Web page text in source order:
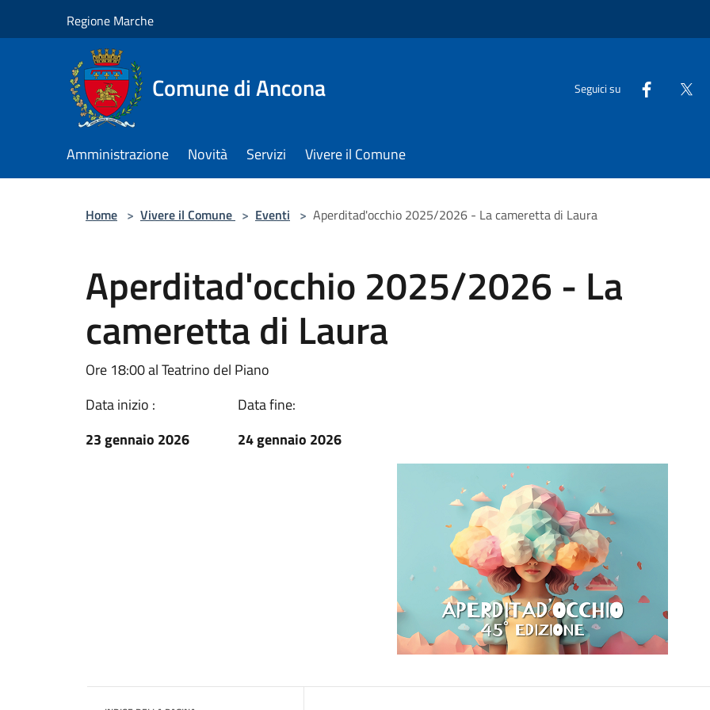
Regione Marche
Comune di Ancona Seguici su
Amministrazione Novità Servizi Vivere il Comune
Home > Vivere il Comune > Eventi > Aperditad'occhio 2025/2026 - La cameretta di Laura
Aperditad'occhio 2025/2026 - La
cameretta di Laura
Ore 18:00 al Teatrino del Piano
Data inizio :
23 gennaio 2026
Data fine:
24 gennaio 2026